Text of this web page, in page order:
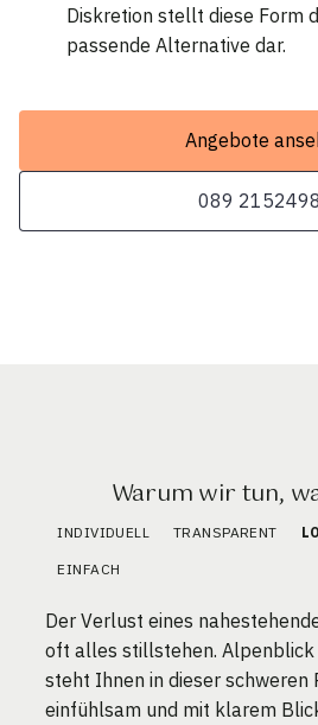
Diskretion stellt diese Form
passende Alternative dar.
Angebote
089
Warum wir tun,
INDIVIDUELL TRANSPARENT
EINFACH
Der Verlust eines
oft alles stillstehen.
steht Ihnen in dieser schweren
einfühlsam und mit klarem